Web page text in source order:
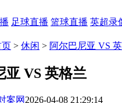
足球直播 篮球直播 英超录
页 > 休闲 > 阿尔巴尼亚 VS
亚 VS 英格兰
案网 2026-04-08 21:29:14